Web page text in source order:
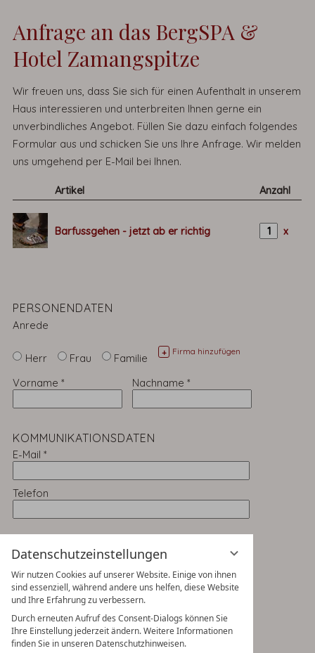
Datenschutzeinstellungen
Wir nutzen Cookies auf unserer Website. Einige von ihnen
sind essenziell, während andere uns helfen, diese Website
und Ihre Erfahrung zu verbessern.
Durch erneuten Aufruf des Consent-Dialogs können Sie
Ihre Einstellung jederzeit ändern. Weitere Informationen
finden Sie in unseren Datenschutzhinweisen.
Anfrage an das BergSPA &
Hotel Zamangspitze
Wir freuen uns, dass Sie sich für einen Aufenthalt in unserem
Haus interessieren und unterbreiten Ihnen gerne ein
unverbindliches Angebot. Füllen Sie dazu einfach folgendes
Formular aus und schicken Sie uns Ihre Anfrage. Wir melden
uns umgehend per E-Mail bei Ihnen.
Artikel Anzahl
Barfussgehen - jetzt ab er richtig x
PERSONENDATEN
Anrede
Herr Frau Familie + Firma hinzufügen
Vorname* Nachname*
KOMMUNIKATIONSDATEN
E-Mail*
Telefon
ADRESSDATEN
PLZ* Ort*
Land*